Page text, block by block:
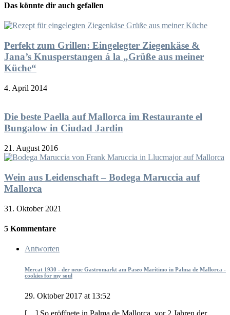
Das könnte dir auch gefallen
Perfekt zum Grillen: Eingelegter Ziegenkäse &
Jana’s Knusperstangen á la „Grüße aus meiner
Küche“
4. April 2014
Die beste Paella auf Mallorca im Restaurante el
Bungalow in Ciudad Jardin
21. August 2016
Wein aus Leidenschaft – Bodega Maruccia auf
Mallorca
31. Oktober 2021
5 Kommentare
Antworten
Mercat 1930 - der neue Gastromarkt am Paseo Marítimo in Palma de Mallorca -
cookies for my soul
29. Oktober 2017 at 13:52
[…] So eröffnete in Palma de Mallorca vor 2 Jahren der